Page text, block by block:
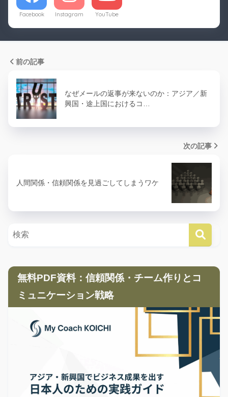
Facebook Instagram YouTube
前の記事
なぜメールの返事が来ないのか：アジア／新
興国・途上国におけるコ…
次の記事
人間関係・信頼関係を見過ごしてしまうワケ
無料PDF資料：信頼関係・チーム作りとコ
ミュニケーション戦略